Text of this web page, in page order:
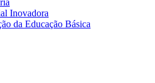
Inovadora
da Educação Básica